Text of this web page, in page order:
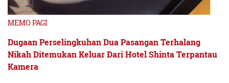
MEMO PAGI
Dugaan Perselingkuhan Dua Pasangan Terhalang
Nikah Ditemukan Keluar Dari Hotel Shinta Terpantau
Kamera